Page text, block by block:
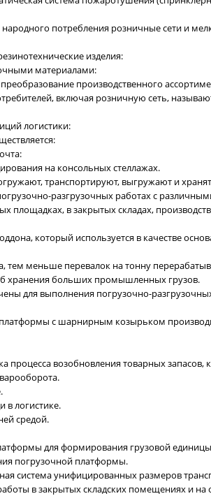
потребления розничные сети и
изделия:
материалами:
производственного
включая розничную сеть,
логистики:
на консольных стеллажах.
транспортируют, выгружают и
разгрузочных работах с
площадках, в закрытых складах,
который используется в качестве
тем меньше перевалок на тонну
хранения больших промышленных грузов.
для выполнения погрузочно-
с шарнирным козырьком
процесса возобновления товарных запасов,
в логистике.
средой.
для формирования грузовой
погрузочной платформы.
система унифицированных размеров
в закрытых складских помещениях и на